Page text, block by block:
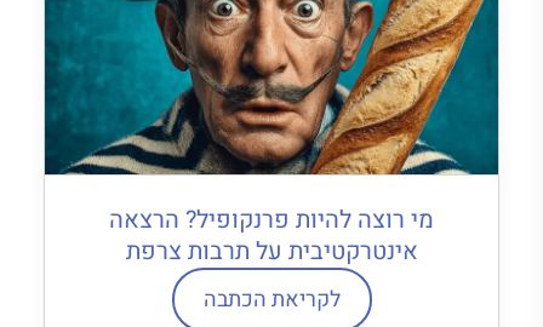
מי רוצה להיות פרנקופיל? הרצאה
אינטרקטיבית על תרבות צרפת
לקריאת הכתבה